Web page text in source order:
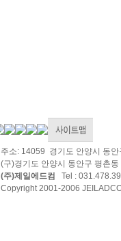
주소: 14059 경기도 안양시 동
(구)경기도 안양시 동안구 평촌
(주)제일에드컴
Tel :
Copyright 2001-2006